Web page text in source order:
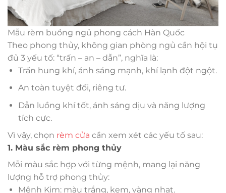
Mẫu rèm buồng ngủ phong cách Hàn Quốc
Theo phong thủy, không gian phòng ngủ cần hội tụ
đủ 3 yếu tố: “trấn – an – dẫn”, nghĩa là:
Trấn hung khí, ánh sáng mạnh, khí lạnh đột ngột.
An toàn tuyệt đối, riêng tư.
Dẫn luồng khí tốt, ánh sáng dịu và năng lượng
tích cực.
Vì vậy, chọn rèm cửa cần xem xét các yếu tố sau:
1. Màu sắc rèm phong thủy
Mỗi màu sắc hợp với từng mệnh, mang lại năng
lượng hỗ trợ phong thủy:
Mệnh Kim: màu trắng, kem, vàng nhạt.